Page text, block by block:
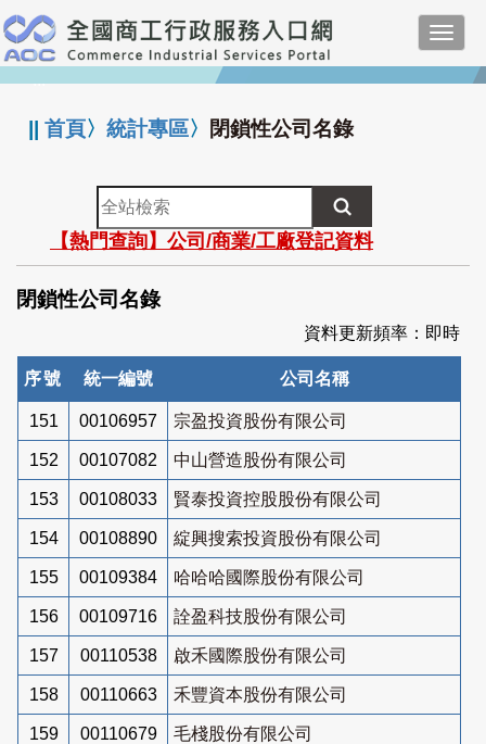
跳
到
主
要
:::
||首頁〉統計專區〉 閉鎖性公司名錄
全
站
檢
索
【熱門查詢】公司/商業/工廠登記資料
閉鎖性公司名錄
資料更新頻率：即時
序號 統一編號 公司名稱
151 00106957 宗盈投資股份有限公司
152 00107082 中山營造股份有限公司
153 00108033 賢泰投資控股股份有限公司
154 00108890 綻興搜索投資股份有限公司
155 00109384 哈哈哈國際股份有限公司
156 00109716 詮盈科技股份有限公司
157 00110538 啟禾國際股份有限公司
158 00110663 禾豐資本股份有限公司
159 00110679 毛棧股份有限公司